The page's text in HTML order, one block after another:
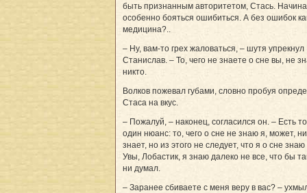
быть признанным авторитетом, Стась.
особенно бояться ошибиться. А без ошибок
медицина?..
– Ну, вам-то грех жаловаться, – шутя упрек­нул
Станислав. – То, чего не знаете о сне вы, не
никто.
Волков пожевал губами, словно пробуя
Стаса на вкус.
– Пожалуй, – наконец, согласился он. – Есть
один нюанс: то, чего о сне не знаю я, может,
знает, но из этого не следует, что я о сне знаю
Увы, Лобастик, я знаю далеко не все, что бы
ни думал.
– Заранее сбиваете с меня веру в вас? –